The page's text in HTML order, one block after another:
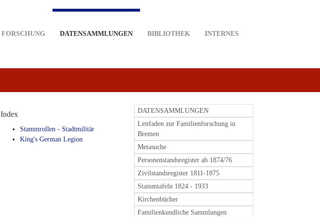
FORSCHUNG DATENSAMMLUNGEN BIBLIOTHEK INTERNES
Index
Stammrollen - Stadtmilitär
King's German Legion
DATENSAMMLUNGEN
Leitfaden zur Familienforschung in
Bremen
Metasuche
Personenstandsregister ab 1874/76
Zivilstandsregister 1811-1875
Stammtafeln 1824 - 1933
Kirchenbücher
Familienkundliche Sammlungen